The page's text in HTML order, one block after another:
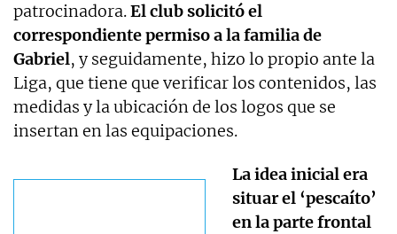
patrocinadora.El club solicitó el
correspondiente permiso a la familia de
Gabriel, y seguidamente, hizo lo propio ante la
Liga, que tiene que verificar los contenidos, las
medidas y la ubicación de los logos que se
insertan en las equipaciones.
La idea inicial era
situar el ‘pescaíto’
en la parte frontal